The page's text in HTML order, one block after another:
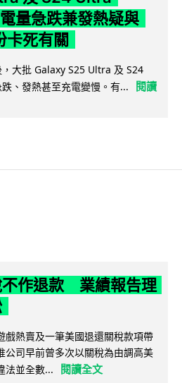
量急跌兼發熱疑與
死有關
大批 Galaxy S25 Ultra 及 S24
、發熱甚至充電變慢。有...
閱讀
不作退款 業績報告理
戲熱賣及一筆美國退還關稅款項帶
公司早前曾多次以關稅為由調高美
法並全數...
閱讀全文